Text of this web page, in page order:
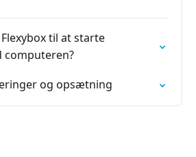
til at starte
computeren?
og opsætning